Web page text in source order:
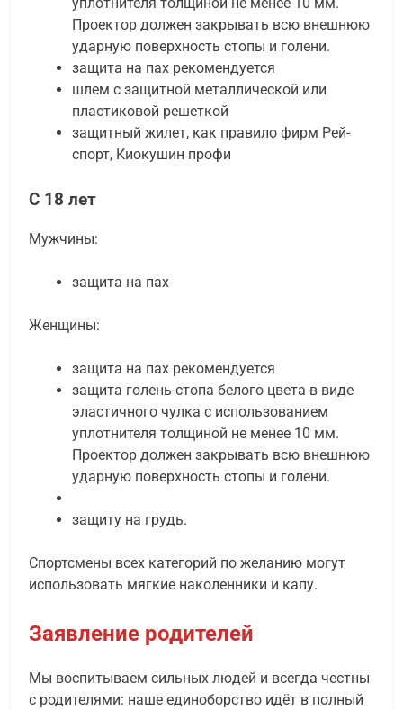
Проектор должен закрывать всю внешнюю
ударную поверхность стопы и голени.
защита на пах рекомендуется
шлем с защитной металлической или
пластиковой решеткой
защитный жилет, как правило фирм Рей-
спорт, Киокушин профи
С 18 лет
Мужчины:
защита на пах
Женщины:
защита на пах рекомендуется
защита голень-стопа белого цвета в виде
эластичного чулка с использованием
уплотнителя толщиной не менее 10 мм.
Проектор должен закрывать всю внешнюю
ударную поверхность стопы и голени.
защиту на грудь.
Спортсмены всех категорий по желанию могут
использовать мягкие наколенники и капу.
Заявление родителей
Мы воспитываем сильных людей и всегда честны
с родителями: наше единоборство идёт в полный